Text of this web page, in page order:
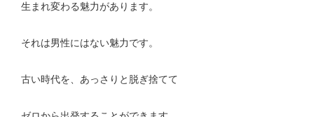
生まれ変わる魅力があります。
それは男性にはない魅力です。
古い時代を、あっさりと脱ぎ捨てて